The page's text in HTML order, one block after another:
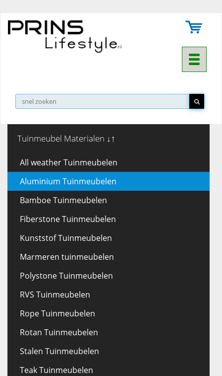
Toggle
▼
Tuinmeubel Materialen ↓↑
All weather Tuinmeubelen
Aluminium Tuinmeubelen
Bamboe Tuinmeubelen
Fiberstone Tuinmeubelen
Kunststof Tuinmeubelen
Marmeren tuinmeubelen
Polystone Tuinmeubelen
RVS Tuinmeubelen
Rope Tuinmeubelen
Rotan Tuinmeubelen
Stalen Tuinmeubelen
Teak Tuinmeubelen